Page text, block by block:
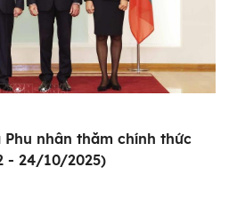
Phu nhân thăm chính thức
- 24/10/2025)